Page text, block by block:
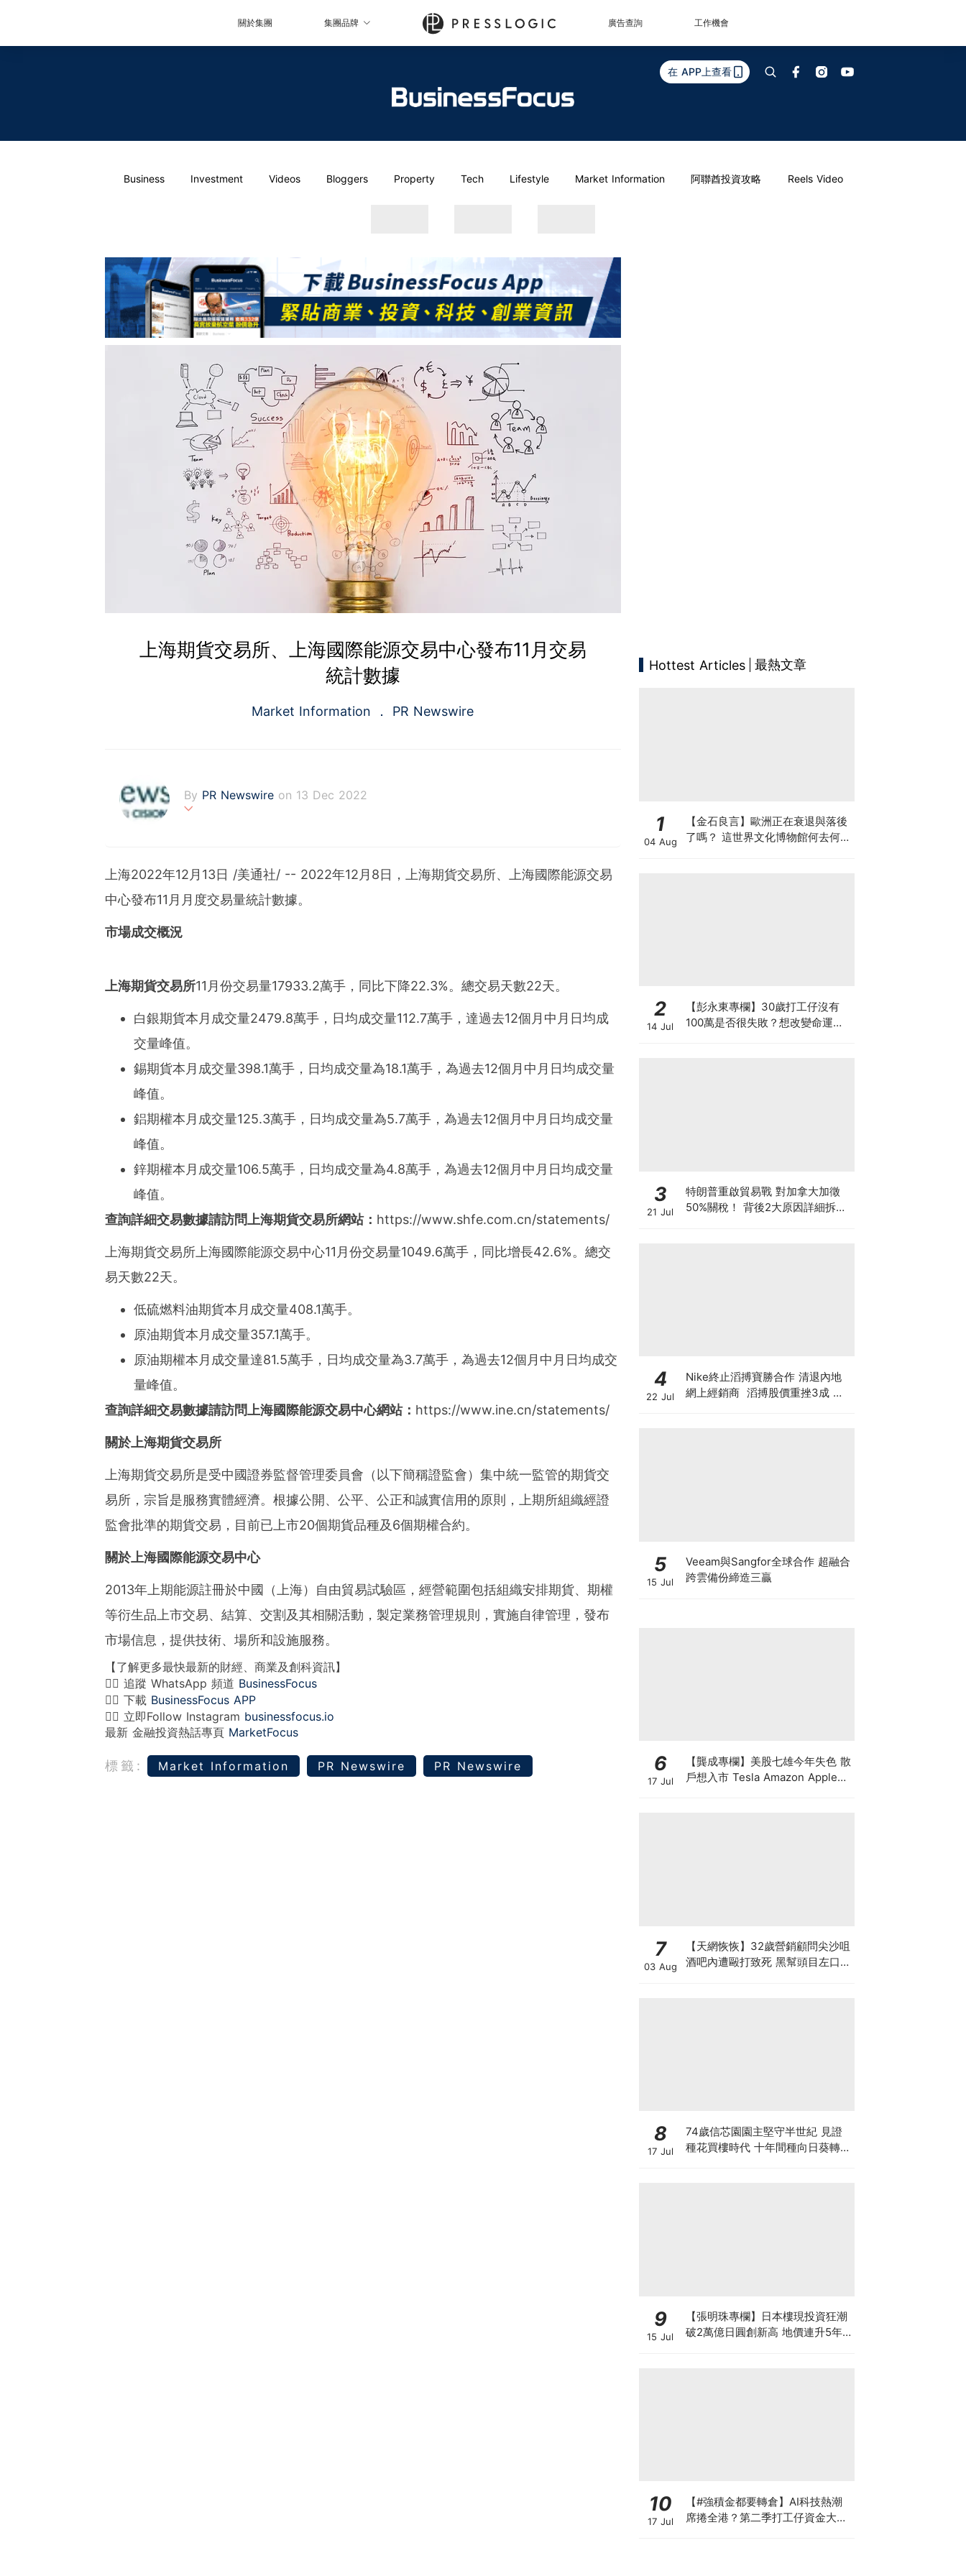
關於集團 集團品牌 廣告查詢 工作機會
在 APP上查看
Business Investment Videos Bloggers Property Tech Lifestyle Market Information 阿聯酋投資攻略 Reels Video
上海期貨交易所、上海國際能源交易中心發布11月交易
統計數據
Market Information PR Newswire
By PR Newswire on 13 Dec 2022
marketers, corporate communicators and investor relations professionals le
verage to engage key audiences. Having pioneered the commercial news di
stribution industry since 1954, PR Newswire today provides end-to-end solu
ds of clients from offices in the Americas, Europe, Middle East, Africa and
上海2022年12月13日 /美通社/ -- 2022年12月8日，上海期貨交易所、上海國際能源交易
中心發布11月月度交易量統計數據。
市場成交概況
上海期貨交易所11月份交易量17933.2萬手，同比下降22.3%。總交易天數22天。
白銀期貨本月成交量2479.8萬手，日均成交量112.7萬手，達過去12個月中月日均成
交量峰值。
錫期貨本月成交量398.1萬手，日均成交量為18.1萬手，為過去12個月中月日均成交量
峰值。
鋁期權本月成交量125.3萬手，日均成交量為5.7萬手，為過去12個月中月日均成交量
峰值。
鋅期權本月成交量106.5萬手，日均成交量為4.8萬手，為過去12個月中月日均成交量
峰值。
查詢詳細交易數據請訪問上海期貨交易所網站： https://www.shfe.com.cn/statements/
上海期貨交易所上海國際能源交易中心11月份交易量1049.6萬手，同比增長42.6%。總交
易天數22天。
低硫燃料油期貨本月成交量408.1萬手。
原油期貨本月成交量357.1萬手。
原油期權本月成交量達81.5萬手，日均成交量為3.7萬手，為過去12個月中月日均成交
量峰值。
查詢詳細交易數據請訪問上海國際能源交易中心網站： https://www.ine.cn/statements/
關於上海期貨交易所
上海期貨交易所是受中國證券監督管理委員會（以下簡稱證監會）集中統一監管的期貨交
易所，宗旨是服務實體經濟。根據公開、公平、公正和誠實信用的原則，上期所組織經證
監會批準的期貨交易，目前已上市20個期貨品種及6個期權合約。
關於上海國際能源交易中心
2013年上期能源註冊於中國（上海）自由貿易試驗區，經營範圍包括組織安排期貨、期權
等衍生品上市交易、結算、交割及其相關活動，製定業務管理規則，實施自律管理，發布
市場信息，提供技術、場所和設施服務。
【了解更多最快最新的財經、商業及創科資訊】
👉🏻 追蹤 WhatsApp 頻道 BusinessFocus
👉🏻 下載 BusinessFocus APP
👉🏻 立即Follow Instagram businessfocus.io
最新 金融投資熱話專頁 MarketFocus
標籤: Market Information PR Newswire PR Newswire
Hottest Articles 最熱文章
1
04 Aug
【金石良言】歐洲正在衰退與落後
了嗎？ 這世界文化博物館何去何
2
14 Jul
【彭永東專欄】30歲打工仔沒有
100萬是否很失敗？想改變命運應
3
21 Jul
特朗普重啟貿易戰 對加拿大加徵
50%關稅！ 背後2大原因詳細拆解
4
22 Jul
Nike終止滔搏寶勝合作 清退內地
網上經銷商 滔搏股價重挫3成 寶
5
15 Jul
Veeam與Sangfor全球合作 超融合
跨雲備份締造三贏
6
17 Jul
【龔成專欄】美股七雄今年失色 散
戶想入市 Tesla Amazon Apple誰
7
03 Aug
【天網恢恢】32歲營銷顧問尖沙咀
酒吧內遭毆打致死 黑幫頭目左口落
8
17 Jul
74歲信芯園園主堅守半世紀 見證
種花買樓時代 十年間種向日葵轉型
9
15 Jul
【張明珠專欄】日本樓現投資狂潮
破2萬億日圓創新高 地價連升5年
10
17 Jul
【#強積金都要轉倉】AI科技熱潮
席捲全港？第二季打工仔資金大遷